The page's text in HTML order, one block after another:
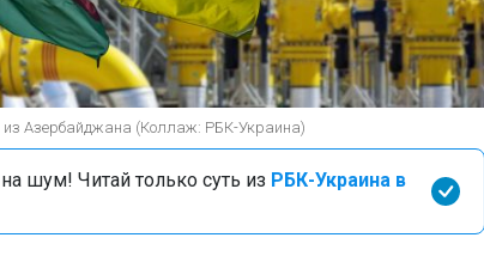
Азербайджана (Коллаж: РБК-Украина)
шум! Читай только суть из РБК-Украина в